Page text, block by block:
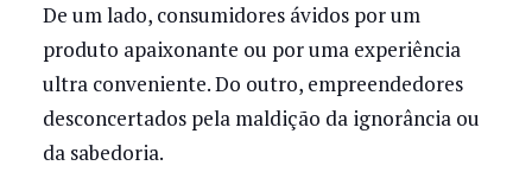
De um lado, consumidores ávidos por um
produto apaixonante ou por uma experiência
ultra conveniente. Do outro, empreendedores
desconcertados pela maldição da ignorância ou
da sabedoria.